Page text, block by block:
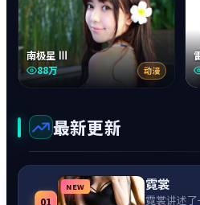
南极星 Ⅲ
88万 动漫
最新更新
01
NEW 霓裳
霓裳讲述